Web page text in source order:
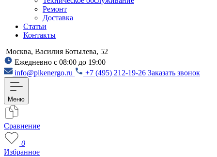
Ремонт
Доставка
Статьи
Контакты
Москва, Василия Ботылева, 52
Ежедневно с 08:00 до 19:00
info@pikenergo.ru
+7 (495) 212-19-26 Заказать звонок
Меню
Сравнение
0
Избранное